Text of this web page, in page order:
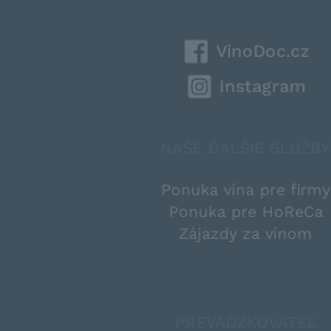
VinoDoc.cz
Instagram
Ponuka vína pre firmy
Ponuka pre HoReCa
Zájazdy za vínom